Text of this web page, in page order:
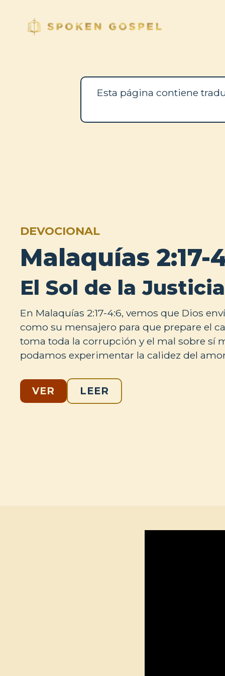
Esta página contiene
DEVOCIONAL
Malaquías 2:17-
El Sol de la Justicia
En Malaquías 2:17-4:6, vemos que Dios
como su mensajero para que prepare el
toma toda la corrupción y el mal sobre sí
podamos experimentar la calidez del
VER LEER